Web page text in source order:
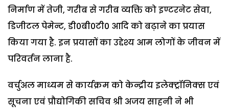
निर्माण में तेजी, गरीब से गरीब व्यक्ति को इण्टरनेट सेवा,
डिजीटल पेमेन्ट, डी0बी0टी0 आदि को बढ़ाने का प्रयास
किया गया है. इन प्रयासों का उद्देश्य आम लोगों के जीवन में
परिवर्तन लाना है.
वर्चुअल माध्यम से कार्यक्रम को केन्द्रीय इलेक्ट्रॉनिक्स एवं
सूचना एवं प्रौद्योगिकी सचिव श्री अजय साहनी ने भी